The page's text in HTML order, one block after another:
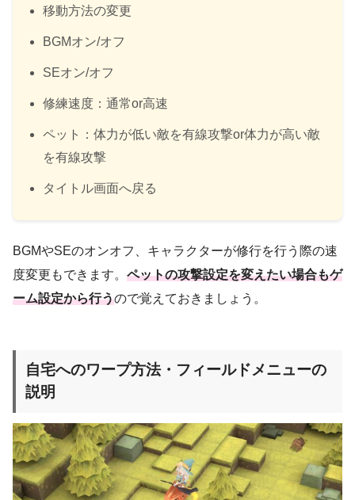
移動方法の変更
BGMオン/オフ
SEオン/オフ
修練速度：通常or高速
ペット：体力が低い敵を有線攻撃or体力が高い敵
を有線攻撃
タイトル画面へ戻る
BGMやSEのオンオフ、キャラクターが修行を行う際の速
度変更もできます。 ペットの攻撃設定を変えたい場合もゲ
ーム設定から行うので覚えておきましょう。
自宅へのワープ方法・フィールドメニューの
説明